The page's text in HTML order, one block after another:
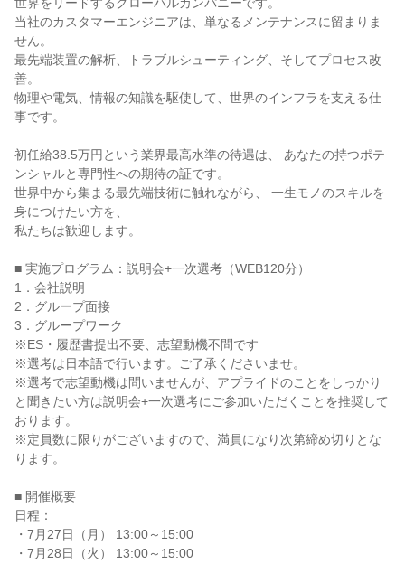
当社のカスタマーエンジニアは、単なるメンテナンスに留まりま
せん。
最先端装置の解析、トラブルシューティング、そしてプロセス改
善。
物理や電気、情報の知識を駆使して、世界のインフラを支える仕
事です。
初任給38.5万円という業界最高水準の待遇は、 あなたの持つポテ
ンシャルと専門性への期待の証です。
世界中から集まる最先端技術に触れながら、 一生モノのスキルを
身につけたい方を、
私たちは歓迎します。
■ 実施プログラム：説明会+一次選考（WEB120分）
1．会社説明
2．グループ面接
3．グループワーク
※ES・履歴書提出不要、志望動機不問です
※選考は日本語で行います。ご了承くださいませ。
※選考で志望動機は問いませんが、アプライドのことをしっかり
と聞きたい方は説明会+一次選考にご参加いただくことを推奨して
おります。
※定員数に限りがございますので、満員になり次第締め切りとな
ります。
■ 開催概要
日程：
・7月27日（月） 13:00～15:00
・7月28日（火） 13:00～15:00